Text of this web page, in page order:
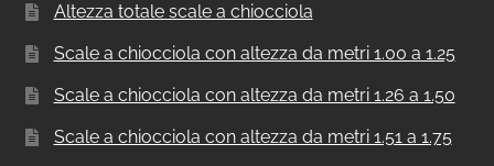
Altezza totale scale a chiocciola
Scale a chiocciola con altezza da metri 1.00 a 1.25
Scale a chiocciola con altezza da metri 1.26 a 1.50
Scale a chiocciola con altezza da metri 1.51 a 1.75